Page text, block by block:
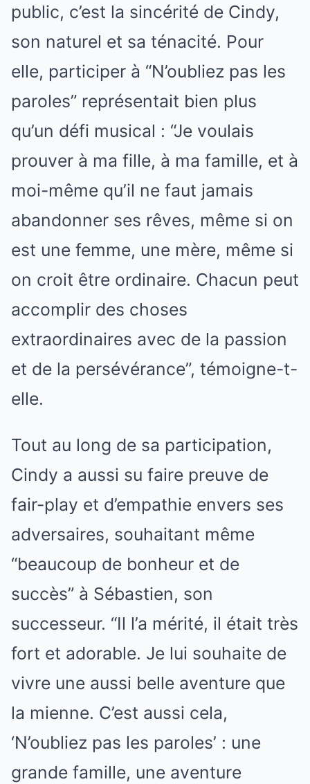
public, c’est la sincérité de Cindy,
son naturel et sa ténacité. Pour
elle, participer à “N’oubliez pas les
paroles” représentait bien plus
qu’un défi musical : “Je voulais
prouver à ma fille, à ma famille, et à
moi-même qu’il ne faut jamais
abandonner ses rêves, même si on
est une femme, une mère, même si
on croit être ordinaire. Chacun peut
accomplir des choses
extraordinaires avec de la passion
et de la persévérance”, témoigne-t-
elle.
Tout au long de sa participation,
Cindy a aussi su faire preuve de
fair-play et d’empathie envers ses
adversaires, souhaitant même
“beaucoup de bonheur et de
succès” à Sébastien, son
successeur. “Il l’a mérité, il était très
fort et adorable. Je lui souhaite de
vivre une aussi belle aventure que
la mienne. C’est aussi cela,
‘N’oubliez pas les paroles’ : une
grande famille, une aventure